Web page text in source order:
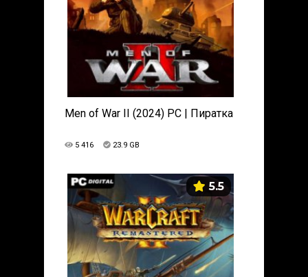
Men of War II (2024) PC | Пиратка
5 416 23.9 GB
5.5